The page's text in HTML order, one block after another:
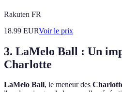
Rakuten FR
18.99 EURVoir le prix
3. LaMelo Ball : Un
Charlotte
LaMelo Ball, le meneur des